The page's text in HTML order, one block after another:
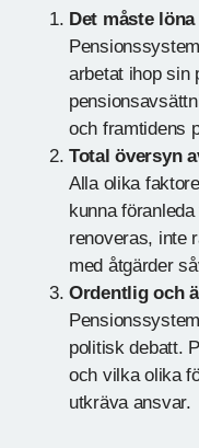
Det måste
arbetat ihop sin
och framtidens
Total översyn
Alla olika
kunna
renoveras, inte
med åtgärder
Ordentlig och
politisk debatt.
och vilka olika
utkräva ansvar.